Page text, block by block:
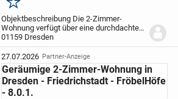
Merken
Objektbeschreibung Die 2-Zimmer-
Wohnung verfügt über eine durchdachte
Raumaufteilung, die maximale Nutzung
des Wohnraums ermöglicht. Das offene
Wohnzimmer mit direktem Zugang zur
Loggia schafft helle...
01159 Dresden
27.07.2026 Partner-Anzeige
Geräumige 2-Zimmer-Wohnung in
Dresden - Friedrichstadt - FröbelHöfe
- 8.0.1.